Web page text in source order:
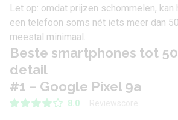
Let op: omdat prijzen schommelen,
een telefoon soms nét iets meer dan
meestal minimaal.
Beste smartphones tot
detail
#1 – Google Pixel 9a
8.0